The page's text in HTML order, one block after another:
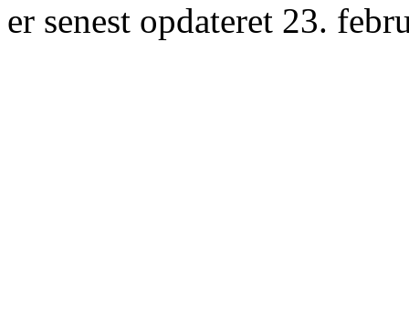
er senest opdateret 23.